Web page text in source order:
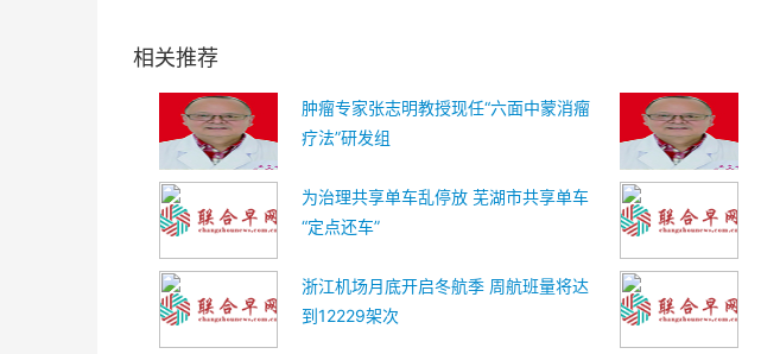
相关推荐
肿瘤专家张志明教授现任“六面中蒙消瘤
疗法”研发组
为治理共享单车乱停放 芜湖市共享单车
“定点还车”
浙江机场月底开启冬航季 周航班量将达
到12229架次